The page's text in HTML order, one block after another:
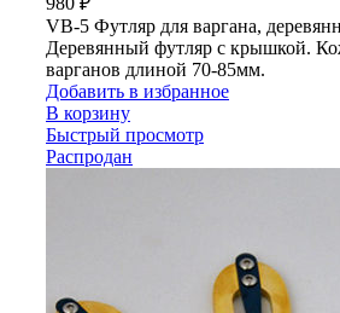
VB-5 Футляр для варгана,
Деревянный футляр с крышкой.
варганов длиной 70-85мм.
Добавить в избранное
В корзину
Быстрый просмотр
Распродан